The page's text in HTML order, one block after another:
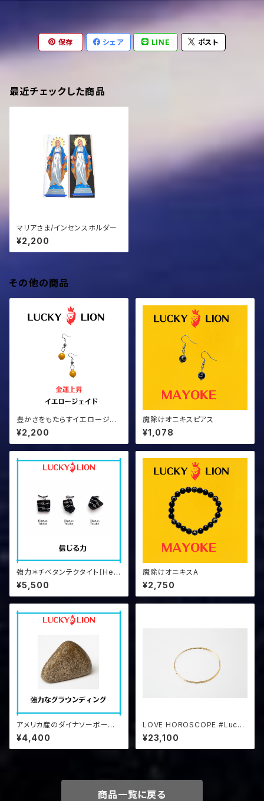
保存 シェア LINE ポスト
最近チェックした商品
マリアさま/インセンスホルダー
¥2,200
その他の商品
豊かさをもたらすイエロージェ
イドのピアス
¥2,200
魔除けオニキスピアス
¥1,078
強力＊チベタンテクタイト［Hea
ven&Earth］ヘブンアンドアー
ス
¥5,500
魔除けオニキスA
¥2,750
アメリカ産のダイナソーボーン
②証明書つき
¥4,400
LOVE HOROSCOPE #Lucky
Maria14
¥23,100
商品一覧に戻る